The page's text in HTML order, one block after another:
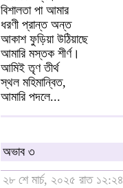
বিশালতা পা আমার
ধরণী প্রান্ত অন্ত
আকাশ ফুড়িয়া উঠিয়াছে
আমারি মস্তক শীর্ণ।
আমিই তৃণ তীর্থ
স্থল মহিমান্বিত,
আমারি পদলে...
অভাব ৩
২৮ শে মার্চ, ২০২৫ রাত ১২:২৪